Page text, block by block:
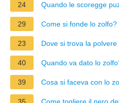
24 Quando le scoregge
29 Come si fonde lo zolfo?
23 Dove si trova la polvere
40 Quando va dato lo
39 Cosa si faceva con lo